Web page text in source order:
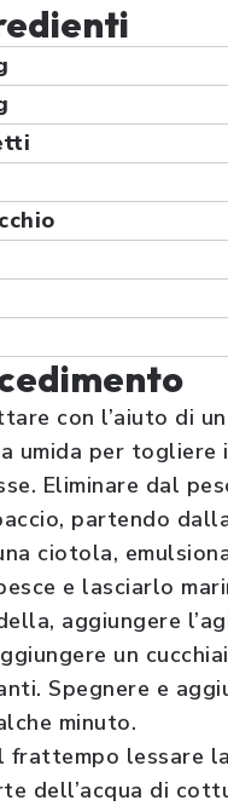
con l’aiuto di
umida per
Eliminare dal
partendo
ciotola,
e lasciarlo
aggiungere
un
Spegnere e
minuto.
frattempo lessare
dell’acqua di